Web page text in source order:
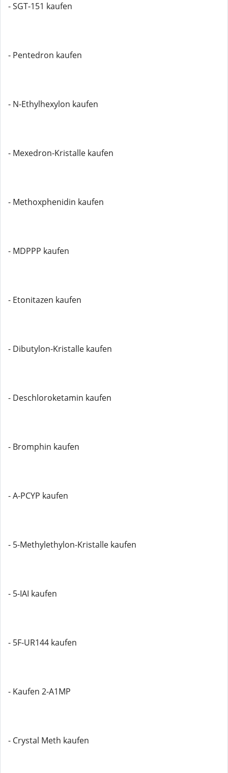
- SGT-151 kaufen
- Pentedron kaufen
- N-Ethylhexylon kaufen
- Mexedron-Kristalle kaufen
- Methoxphenidin kaufen
- MDPPP kaufen
- Etonitazen kaufen
- Dibutylon-Kristalle kaufen
- Deschloroketamin kaufen
- Bromphin kaufen
- A-PCYP kaufen
- 5-Methylethylon-Kristalle kaufen
- 5-IAI kaufen
- 5F-UR144 kaufen
- Kaufen 2-A1MP
- Crystal Meth kaufen